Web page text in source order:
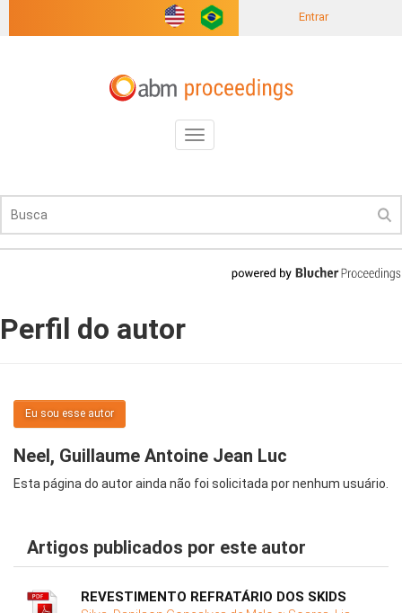
Entrar
Toggle
navigation
Perfil do autor
Eu sou esse autor
Neel, Guillaume Antoine Jean Luc
Esta página do autor ainda não foi solicitada por nenhum usuário.
Artigos publicados por este autor
REVESTIMENTO REFRATÁRIO DOS SKIDS